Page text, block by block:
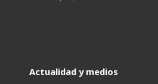
Actualidad y medios